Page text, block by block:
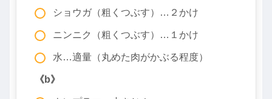
ショウガ（粗くつぶす）…２かけ
ニンニク（粗くつぶす）…１かけ
水…適量（丸めた肉がかぶる程度）
《b》